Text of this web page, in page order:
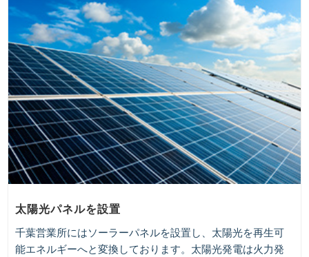
太陽光パネルを設置
千葉営業所にはソーラーパネルを設置し、太陽光を再生可
能エネルギーへと変換しております。太陽光発電は火力発